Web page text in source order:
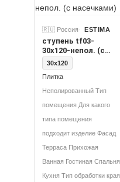
🇷🇺 Россия ESTIMA
ступень tf03-
30x120-непол. (с
насечками)
30x120
Плитка
Неполированный Тип
помещения Для какого
типа помещения
подходит изделие Фасад
Терраса Прихожая
Ванная Гостиная Спальня
Кухня Тип обработки края